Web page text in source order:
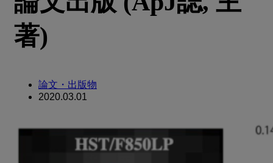
著)
論文・出版物
2020.03.01